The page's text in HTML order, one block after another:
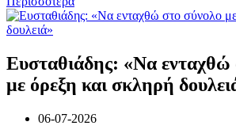
Ευσταθιάδης: «Να ενταχθώ
με όρεξη και σκληρή
06-07-2026